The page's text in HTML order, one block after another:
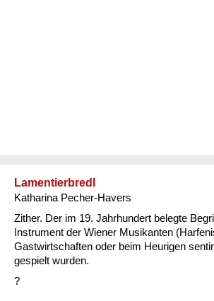
Lamentierbredl
Katharina Pecher-Havers
Zither. Der im 19. Jahrhundert belegte
Instrument der Wiener Musikanten
Gastwirtschaften oder beim Heurigen
gespielt wurden.
?